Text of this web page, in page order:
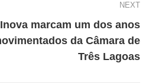
NEXT
marcam um dos anos
da Câmara de
Três Lagoas